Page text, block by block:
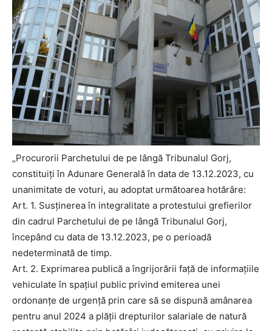
„Procurorii Parchetului de pe lângă Tribunalul Gorj,
constituiţi în Adunare Generală în data de 13.12.2023, cu
unanimitate de voturi, au adoptat următoarea hotărâre:
Art. 1. Susţinerea în integralitate a protestului grefierilor
din cadrul Parchetului de pe lângă Tribunalul Gorj,
începând cu data de 13.12.2023, pe o perioadă
nedeterminată de timp.
Art. 2. Exprimarea publică a îngrijorării faţă de informaţiile
vehiculate în spaţiul public privind emiterea unei
ordonanţe de urgenţă prin care să se dispună amânarea
pentru anul 2024 a plăţii drepturilor salariale de natură